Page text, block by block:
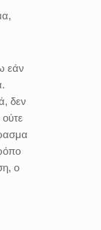
εάν
δεν
ο